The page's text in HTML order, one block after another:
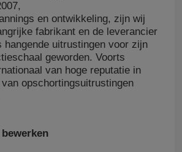
en ontwikkeling, zijn wij
fabrikant en de leverancier
hangende uitrustingen voor zijn
geworden. Voorts
van hoge reputatie in
opschortingsuitrustingen